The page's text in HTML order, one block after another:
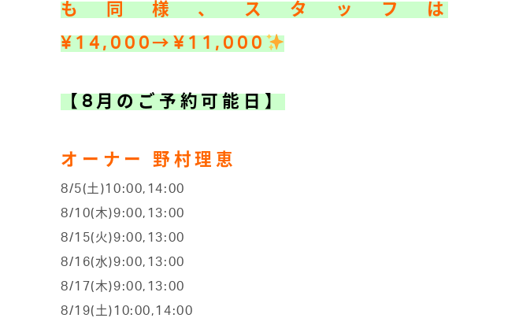
も同様、スタッフは
¥14,000→¥11,000
【8 月のご予約可能日】
オーナー 野村理恵
8/5(土)10:00,14:00
8/10(木)9:00,13:00
8/15(火)9:00,13:00
8/16(水)9:00,13:00
8/17(木)9:00,13:00
8/19(土)10:00,14:00